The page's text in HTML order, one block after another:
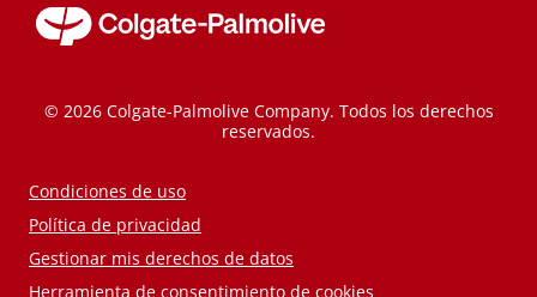
© 2026 Colgate-Palmolive Company. Todos los derechos
reservados.
Condiciones de uso
Política de privacidad
Gestionar mis derechos de datos
Herramienta de consentimiento de cookies